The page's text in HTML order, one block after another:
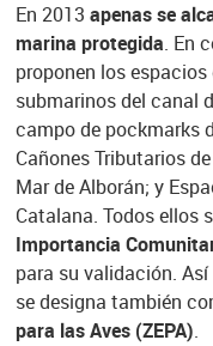
En 2013 apenas se
marina protegida. En
proponen los
submarinos del canal
campo de pockmarks
Cañones Tributarios
Mar de Alborán; y
Catalana. Todos ellos
Importancia
para su validación.
se designa también
para las Aves (ZEPA).